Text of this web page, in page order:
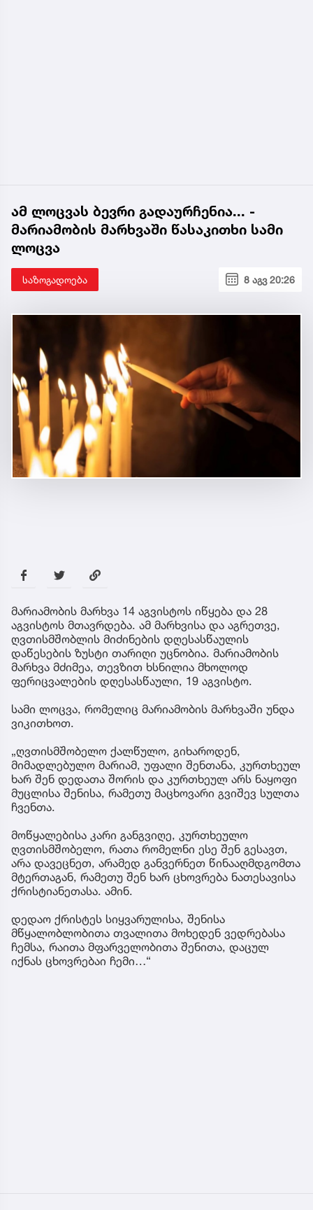
ამ ლოცვას ბევრი გადაურჩენია... -
მარიამობის მარხვაში წასაკითხი სამი
ლოცვა
საზოგადოება 8 აგვ 20:26
მარიამობის მარხვა 14 აგვისტოს იწყება და 28
აგვისტოს მთავრდება. ამ მარხვისა და აგრეთვე,
ღვთისმშობლის მიძინების დღესასწაულის
დაწესების ზუსტი თარიღი უცნობია. მარიამობის
მარხვა მძიმეა, თევზით ხსნილია მხოლოდ
ფერიცვალების დღესასწაული, 19 აგვისტო.
სამი ლოცვა, რომელიც მარიამობის მარხვაში უნდა
ვიკითხოთ.
„ღვთისმშობელო ქალწულო, გიხაროდენ,
მიმადლებულო მარიამ, უფალი შენთანა, კურთხეულ
ხარ შენ დედათა შორის და კურთხეულ არს ნაყოფი
მუცლისა შენისა, რამეთუ მაცხოვარი გვიშევ სულთა
ჩვენთა.
მოწყალებისა კარი განგვიღე, კურთხეულო
ღვთისმშობელო, რათა რომელნი ესე შენ გესავთ,
არა დავეცნეთ, არამედ განვერნეთ წინააღმდგომთა
მტერთაგან, რამეთუ შენ ხარ ცხოვრება ნათესავისა
ქრისტიანეთასა. ამინ.
დედაო ქრისტეს სიყვარულისა, შენისა
მწყალობლობითა თვალითა მოხედენ ვედრებასა
ჩემსა, რაითა მფარველობითა შენითა, დაცულ
იქნას ცხოვრებაი ჩემი…“